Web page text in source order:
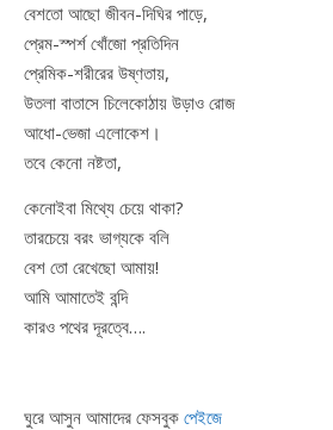
বেশতো আছো জীবন-দিঘির পাড়ে,
প্রেম-স্পর্শ খোঁজো প্রতিদিন
প্রেমিক-শরীরের উষ্ণতায়,
উতলা বাতাসে চিলেকোঠায় উড়াও রোজ
আধো-ভেজা এলোকেশ।
তবে কেনো নষ্টতা,
কেনোইবা মিথ্যে চেয়ে থাকা?
তারচেয়ে বরং ভাগ্যকে বলি
বেশ তো রেখেছো আমায়!
আমি আমাতেই বন্দি
কারও পথের দূরত্বে….
ঘুরে আসুন আমাদের ফেসবুক পেইজে